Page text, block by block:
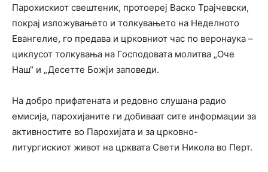
Парохискиот свештеник, протоереј Васко Трајчевски,
покрај изложувањето и толкувањето на Неделното
Евангелие, го предава и црковниот час по веронаука –
циклусот толкувања на Господовата молитва „Оче
Наш“ и „Десетте Божји заповеди.
На добро прифатената и редовно слушана радио
емисија, парохијаните ги добиваат сите информации за
активностите во Парохијата и за црковно-
литургискиот живот на црквата Свети Никола во Перт.